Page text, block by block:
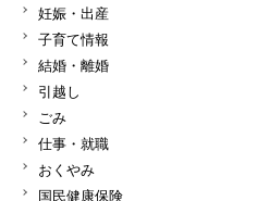
妊娠・出産
子育て情報
結婚・離婚
引越し
ごみ
仕事・就職
おくやみ
国民健康保険